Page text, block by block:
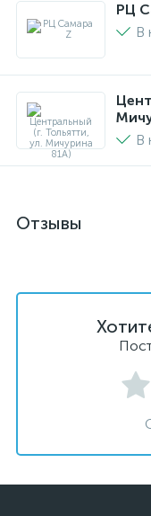
РЦ
В
В
Отзывы